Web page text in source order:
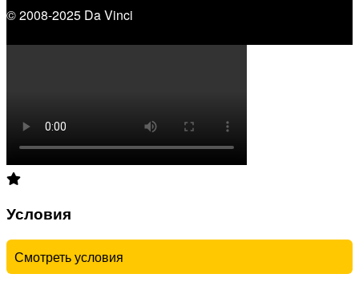
© 2008-2025 Da Vinci
Условия
Смотреть условия